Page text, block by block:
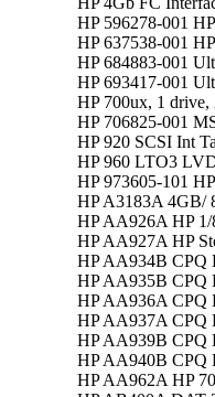
HP 596278-001
HP 637538-001
HP 684883-001
HP 693417-001
HP 700ux, 1
HP 706825-001
HP 920 SCSI Int
HP 960 LTO3
HP 973605-101
HP A3183A 4GB/
HP AA926A HP 1/
HP AA927A HP
HP AA934B CPQ
HP AA935B CPQ
HP AA936A CPQ
HP AA937A CPQ
HP AA939B CPQ
HP AA940B CPQ
HP AA962A HP